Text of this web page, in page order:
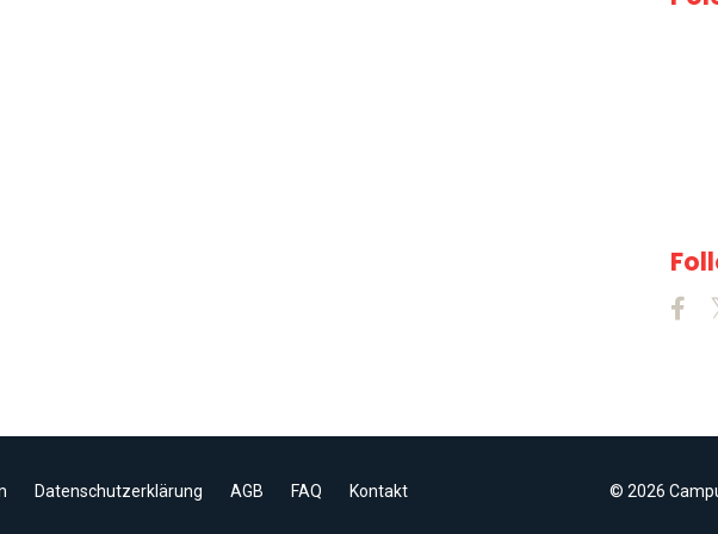
Datenschutzerklärung AGB FAQ Kontakt © 2026